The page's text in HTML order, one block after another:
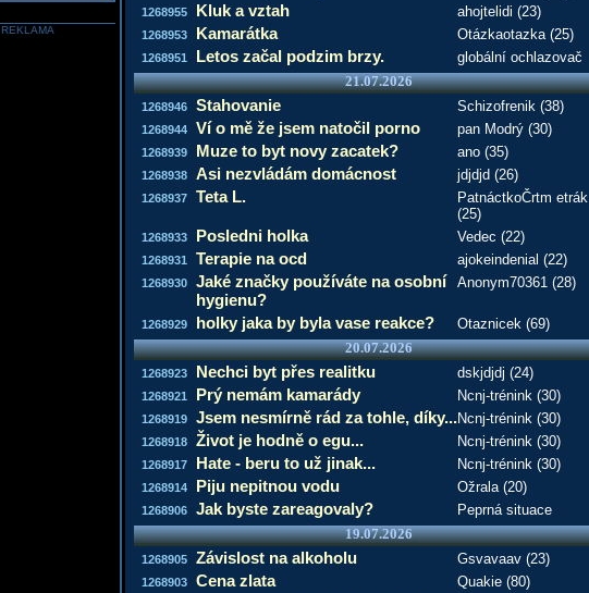
1268955
Kluk a vztah ahojtelidi (23)
1268953
Kamarátka Otázkaotazka (25)
1268951
Letos začal podzim brzy. globální ochlazovač
21.07.2026
1268946 Stahovanie Schizofrenik (38)
1268944
Ví o mě že jsem natočil porno pan Modrý (30)
1268939
Muze to byt novy zacatek? ano (35)
1268938
Asi nezvládám domácnost jdjdjd (26)
1268937
Teta L.
PatnáctkoČrtm etrák
(25)
1268933 Posledni holka Vedec (22)
1268931
Terapie na ocd ajokeindenial (22)
1268930
Jaké značky používáte na osobní
hygienu?
Anonym70361 (28)
1268929 holky jaka by byla vase reakce? Otaznicek (69)
20.07.2026
1268923 Nechci byt přes realitku dskjdjdj (24)
1268921
Prý nemám kamarády Ncnj-trénink (30)
1268919
Jsem nesmírně rád za tohle, díky...Ncnj-trénink (30)
1268918
Život je hodně o egu... Ncnj-trénink (30)
1268917
Hate - beru to už jinak... Ncnj-trénink (30)
1268914
Piju nepitnou vodu Ožrala (20)
1268906
Jak byste zareagovaly? Peprná situace
19.07.2026
1268905 Závislost na alkoholu Gsvavaav (23)
1268903
Cena zlata Quakie (80)
REKLAMA